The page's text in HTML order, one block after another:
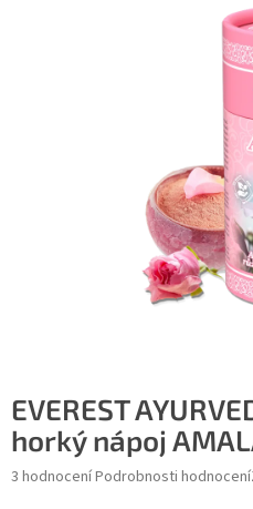
EVEREST
horký nápoj
Průměrné hodnocení produktu je
3 hodnoceníPodrobnosti hodnocení